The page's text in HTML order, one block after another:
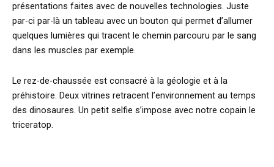
présentations faites avec de nouvelles technologies. Juste
par-ci par-là un tableau avec un bouton qui permet d’allumer
quelques lumières qui tracent le chemin parcouru par le sang
dans les muscles par exemple.
Le rez-de-chaussée est consacré à la géologie et à la
préhistoire. Deux vitrines retracent l’environnement au temps
des dinosaures. Un petit selfie s’impose avec notre copain le
triceratop.